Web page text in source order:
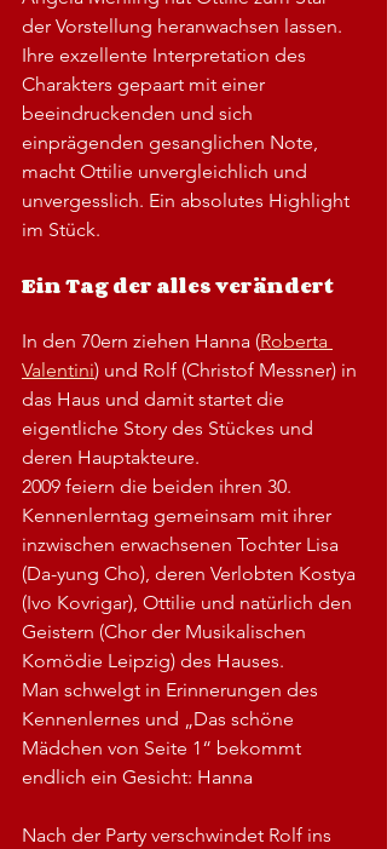
der Vorstellung heranwachsen lassen.
Ihre exzellente Interpretation des
Charakters gepaart mit einer
beeindruckenden und sich
einprägenden gesanglichen Note,
macht Ottilie unvergleichlich und
unvergesslich. Ein absolutes Highlight
im Stück.
Ein Tag der alles verändert
In den 70ern ziehen Hanna (Roberta
Valentini) und Rolf (Christof Messner) in
das Haus und damit startet die
eigentliche Story des Stückes und
deren Hauptakteure.
2009 feiern die beiden ihren 30.
Kennenlerntag gemeinsam mit ihrer
inzwischen erwachsenen Tochter Lisa
(Da-yung Cho), deren Verlobten Kostya
(Ivo Kovrigar), Ottilie und natürlich den
Geistern (Chor der Musikalischen
Komödie Leipzig) des Hauses.
Man schwelgt in Erinnerungen des
Kennenlernes und „Das schöne
Mädchen von Seite 1“ bekommt
endlich ein Gesicht: Hanna
Nach der Party verschwindet Rolf ins